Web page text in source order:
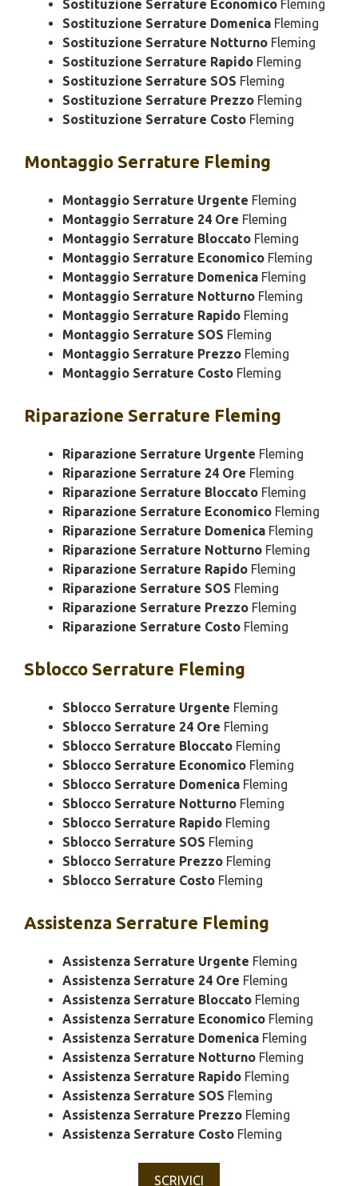
Sostituzione Serrature Economico Fleming
Sostituzione Serrature Domenica Fleming
Sostituzione Serrature Notturno Fleming
Sostituzione Serrature Rapido Fleming
Sostituzione Serrature SOS Fleming
Sostituzione Serrature Prezzo Fleming
Sostituzione Serrature Costo Fleming
Montaggio Serrature Fleming
Montaggio Serrature Urgente Fleming
Montaggio Serrature 24 Ore Fleming
Montaggio Serrature Bloccato Fleming
Montaggio Serrature Economico Fleming
Montaggio Serrature Domenica Fleming
Montaggio Serrature Notturno Fleming
Montaggio Serrature Rapido Fleming
Montaggio Serrature SOS Fleming
Montaggio Serrature Prezzo Fleming
Montaggio Serrature Costo Fleming
Riparazione Serrature Fleming
Riparazione Serrature Urgente Fleming
Riparazione Serrature 24 Ore Fleming
Riparazione Serrature Bloccato Fleming
Riparazione Serrature Economico Fleming
Riparazione Serrature Domenica Fleming
Riparazione Serrature Notturno Fleming
Riparazione Serrature Rapido Fleming
Riparazione Serrature SOS Fleming
Riparazione Serrature Prezzo Fleming
Riparazione Serrature Costo Fleming
Sblocco Serrature Fleming
Sblocco Serrature Urgente Fleming
Sblocco Serrature 24 Ore Fleming
Sblocco Serrature Bloccato Fleming
Sblocco Serrature Economico Fleming
Sblocco Serrature Domenica Fleming
Sblocco Serrature Notturno Fleming
Sblocco Serrature Rapido Fleming
Sblocco Serrature SOS Fleming
Sblocco Serrature Prezzo Fleming
Sblocco Serrature Costo Fleming
Assistenza Serrature Fleming
Assistenza Serrature Urgente Fleming
Assistenza Serrature 24 Ore Fleming
Assistenza Serrature Bloccato Fleming
Assistenza Serrature Economico Fleming
Assistenza Serrature Domenica Fleming
Assistenza Serrature Notturno Fleming
Assistenza Serrature Rapido Fleming
Assistenza Serrature SOS Fleming
Assistenza Serrature Prezzo Fleming
Assistenza Serrature Costo Fleming
SCRIVICI